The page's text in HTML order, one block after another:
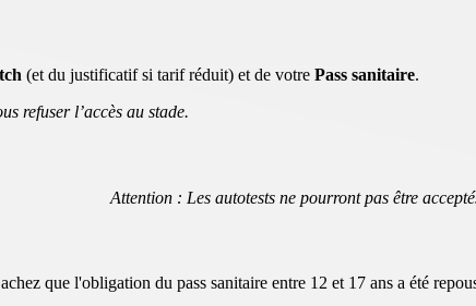
(et du justificatif si tarif réduit) et de votre Pass sanitaire.
refuser l’accès au stade.
Attention : Les autotests ne pourront pas être
que l'obligation du pass sanitaire entre 12 et 17 ans a été